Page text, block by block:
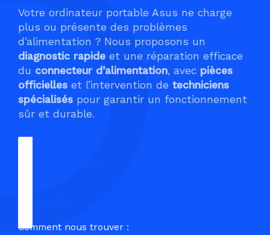
Votre ordinateur portable Asus ne charge
plus ou présente des problèmes
d’alimentation ? Nous proposons un
diagnostic rapide et une réparation efficace
du connecteur d’alimentation, avec pièces
officielles et l’intervention de techniciens
spécialisés pour garantir un fonctionnement
sûr et durable.
Comment nous trouver :